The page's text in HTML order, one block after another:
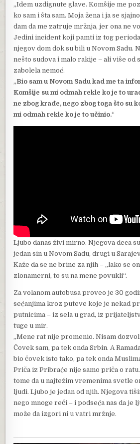
„Idem uzdignute glave. Komšije me
ko sam i šta sam. Moja žena i ja se
dam da me zatruje mržnja, jer ona ne
Jedini incident koji pamti iz tog
njegov dom dok su bili u Novom Sadu.
nešto sudova i malo rakije – ali više od
zabolela nemoć.
„Bio sam u Novom Sadu kad me ta
Komšije su mi odmah rekle ko je to
ne zbog krađe, nego zbog toga što su
mi odmah rekle ko je to učinio.“
Ljubo danas živi mirno. Njegova deca
jedan sin u Novom Sadu, drugi u
Kaže da se ne brine za njih – „lako se
zlonamerni, to su na mene povukli“.
Za volanom autobusa proveo je 30
sećanjima kroz puteve koje je nekad
putnicima – iz sela u grad, iz
tuge u mir.
„Mene rat nije promenio. Nisam
Čovek sam, pa tek onda Srbin. A
bio čovek isto tako, pa tek onda
Priča iz Pribraće nije samo priča o
tome da u najtežim vremenima svetle
ljudi. Ljubo je jedan od njih. Njegova
nego mnoge reči – i podseća nas da je
može da izgori ni u vatri mržnje.